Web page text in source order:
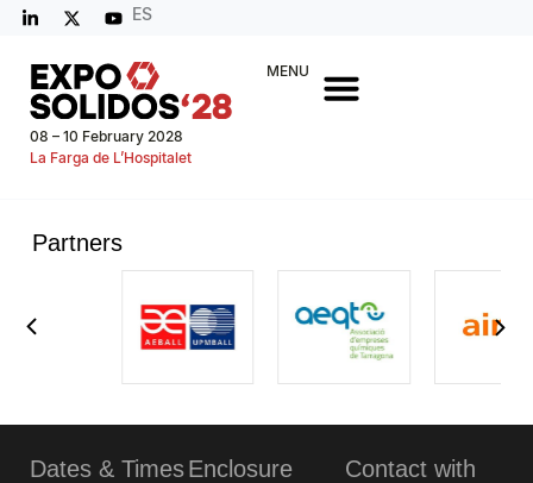
ES
08 – 10 February 2028
La Farga de L’Hospitalet
MENU
Partners
Dates & TimesEnclosure
Contact with